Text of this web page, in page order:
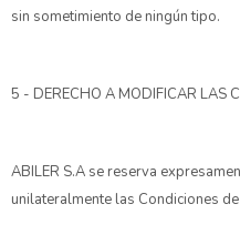
sin sometimiento de ningún tipo.
5 - DERECHO A MODIFICAR LAS
ABILER S.A se reserva
unilateralmente las Condiciones